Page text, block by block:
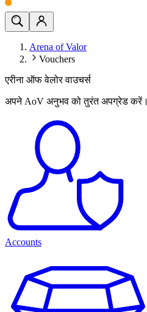
Arena of Valor
Vouchers
एरीना ऑफ वेलोर वाउचर्स
अपने AoV अनुभव को तुरंत अपग्रेड करें।
Accounts